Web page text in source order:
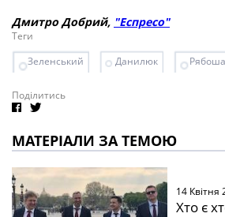
Дмитро Добрий, "Еспресо"
Теги
Зеленський
Данилюк
Поділитись
МАТЕРІАЛИ ЗА ТЕМОЮ
14 Квітня
Хто є